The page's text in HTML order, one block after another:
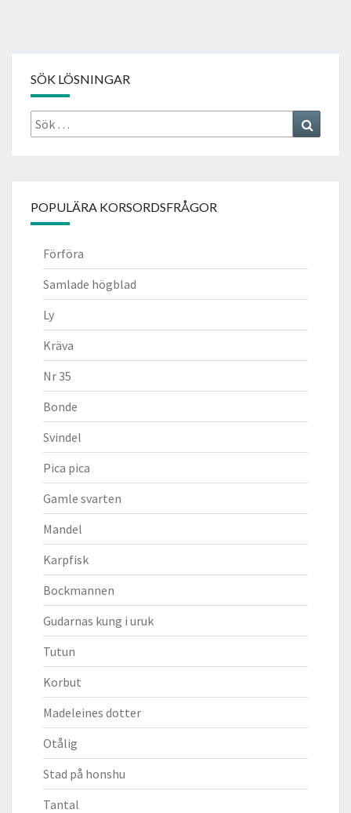
SÖK LÖSNINGAR
Sök
efter:
POPULÄRA KORSORDSFRÅGOR
Förföra
Samlade högblad
Ly
Kräva
Nr 35
Bonde
Svindel
Pica pica
Gamle svarten
Mandel
Karpfisk
Bockmannen
Gudarnas kung i uruk
Tutun
Korbut
Madeleines dotter
Otålig
Stad på honshu
Tantal